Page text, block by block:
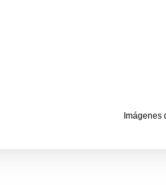
Imágenes